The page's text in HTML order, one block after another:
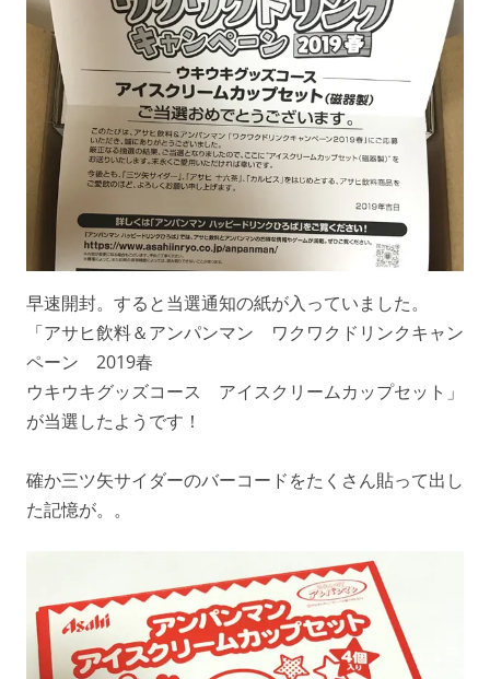
早速開封。すると当選通知の紙が入っていました。
「アサヒ飲料＆アンパンマン ワクワクドリンクキャン
ペーン 2019春
ウキウキグッズコース アイスクリームカップセット」
が当選したようです！
確か三ツ矢サイダーのバーコードをたくさん貼って出し
た記憶が。。